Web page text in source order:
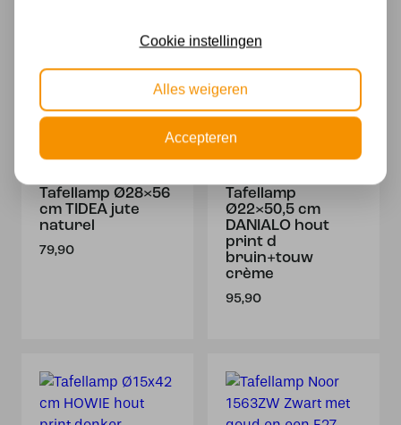
Tafellamp Ø28×56
cm TIDEA jute
naturel
79,90
Tafellamp
Ø22×50,5 cm
DANIALO hout
print d
bruin+touw
crème
95,90
Cookie instellingen
Alles weigeren
Accepteren